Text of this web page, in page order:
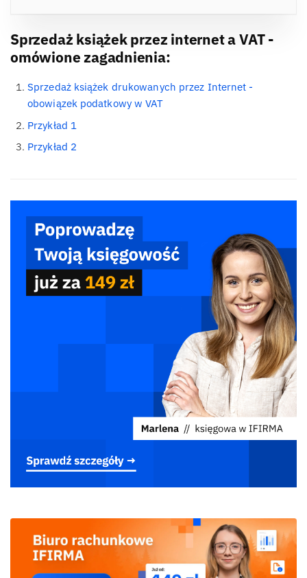
Sprzedaż książek przez internet a VAT -
omówione zagadnienia:
Sprzedaż książek drukowanych przez Internet -
obowiązek podatkowy w VAT
Przykład 1
Przykład 2